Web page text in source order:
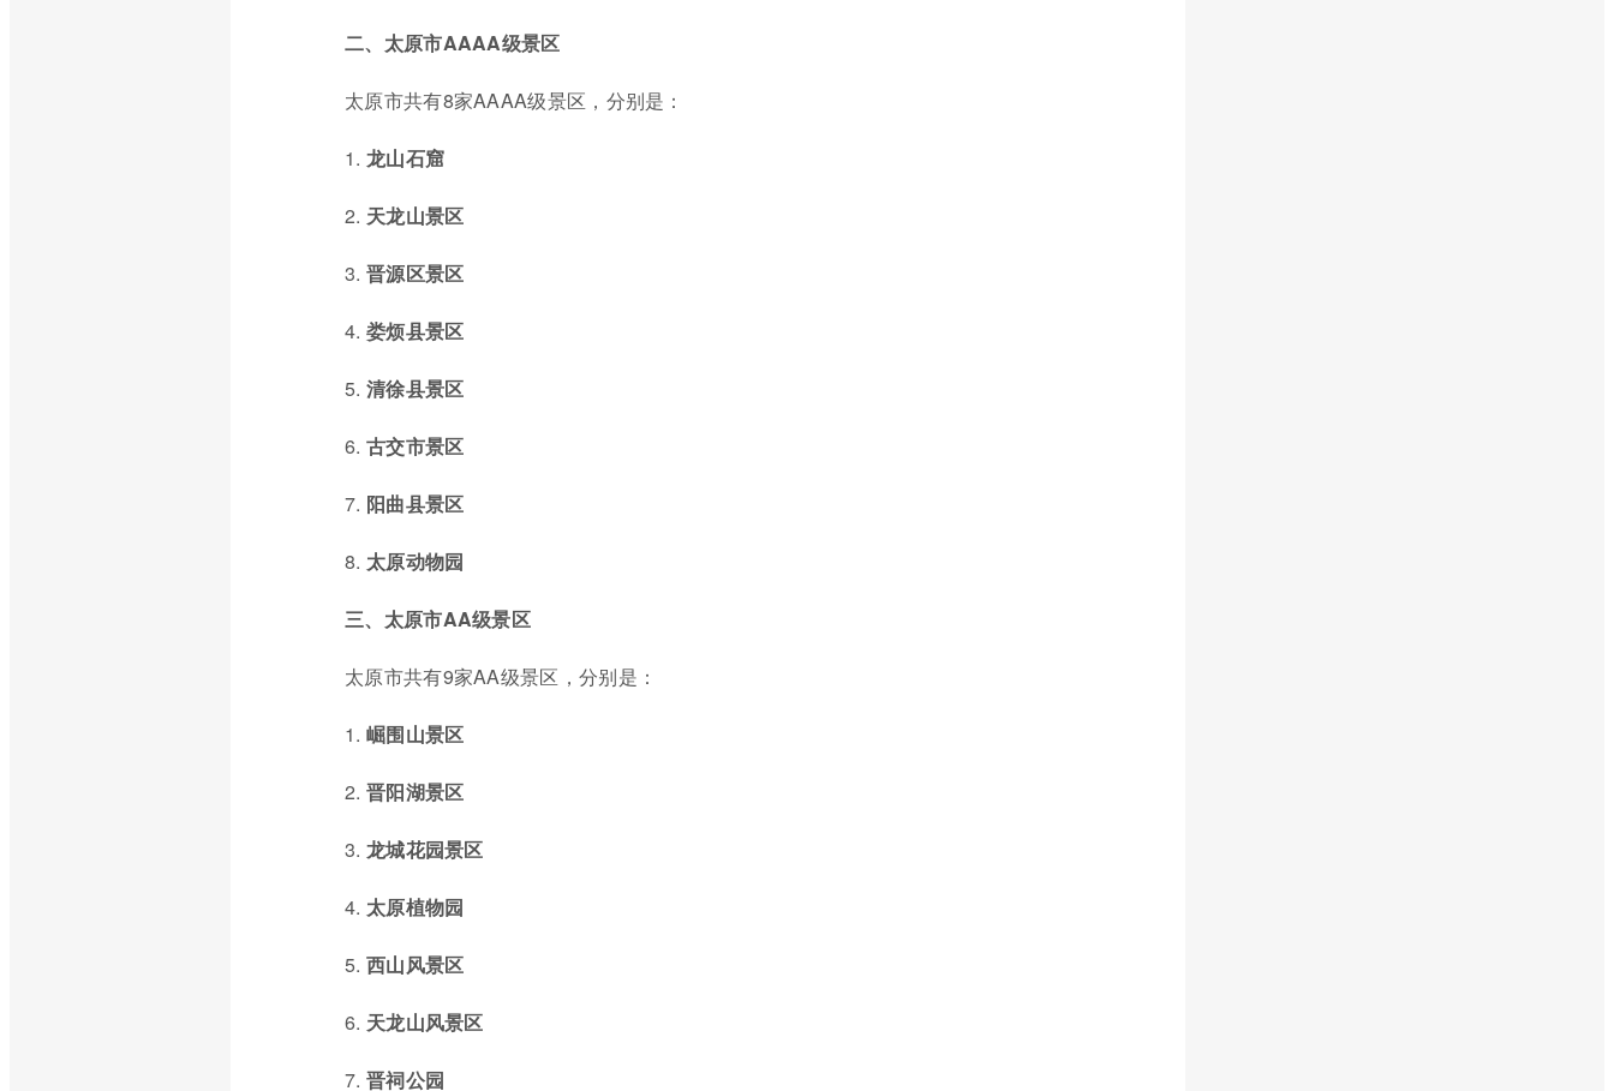
二、太原市AAAA级景区
太原市共有8家AAAA级景区，分别是：
1. 龙山石窟
2. 天龙山景区
3. 晋源区景区
4. 娄烦县景区
5. 清徐县景区
6. 古交市景区
7. 阳曲县景区
8. 太原动物园
三、太原市AA级景区
太原市共有9家AA级景区，分别是：
1. 崛围山景区
2. 晋阳湖景区
3. 龙城花园景区
4. 太原植物园
5. 西山风景区
6. 天龙山风景区
7. 晋祠公园